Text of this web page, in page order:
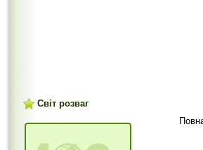
Світ розваг